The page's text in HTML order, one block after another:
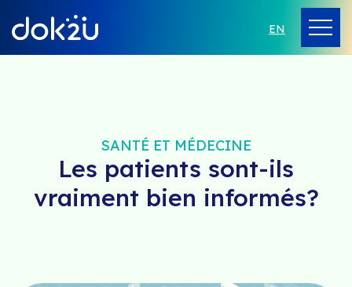
EN
SANTÉ ET MÉDECINE
Les patients sont-ils
vraiment bien informés?